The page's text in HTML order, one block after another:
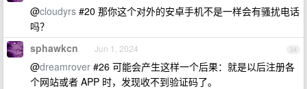
@cloudyrs #20 那你这个对外的安卓手机不是一样会有骚扰电话
吗？
34
sphawkcn Jun 1, 2024
@dreamrover #26 可能会产生这样一个后果：就是以后注册各
个网站或者 APP 时，发现收不到验证码了。